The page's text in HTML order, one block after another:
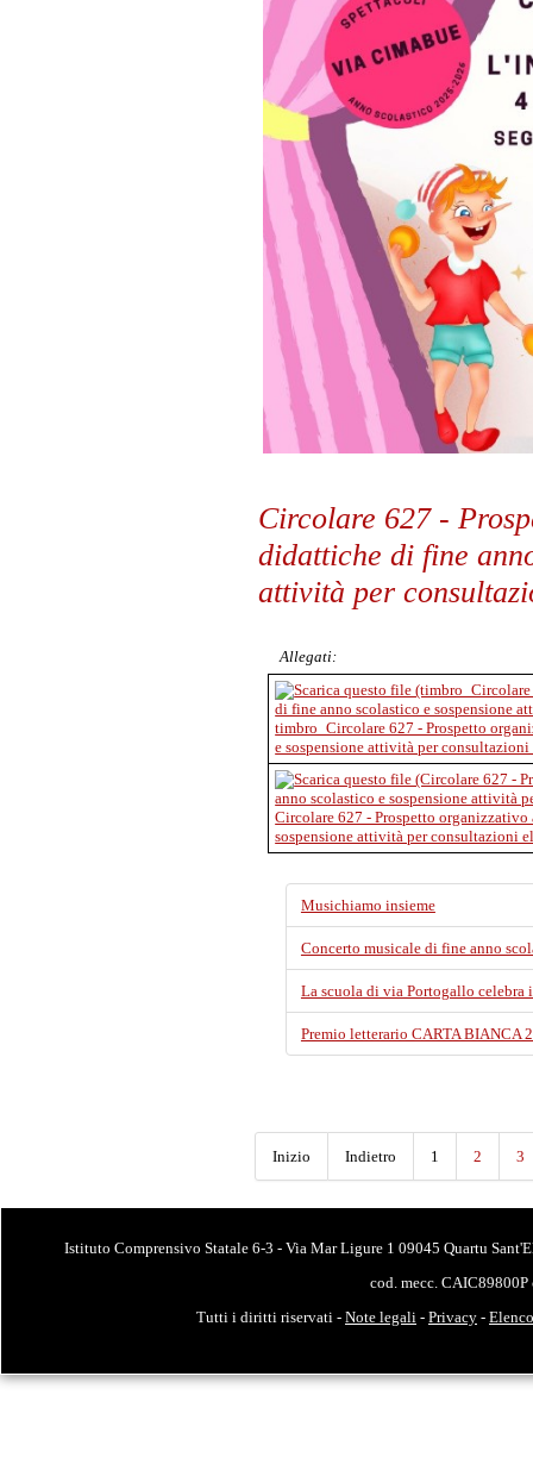
Circolare 627 -
didattiche di fine
attività per
Allegati:
timbro_Circolare 627 - Prospetto
e sospensione attività per
Circolare 627 - Prospetto
sospensione attività per consultazioni
Musichiamo insieme
Concerto musicale di fine anno
La scuola di via Portogallo celebra
Premio letterario CARTA BIANCA
Inizio Indietro 1 2 3
Istituto Comprensivo Statale 6-3 - Via Mar Ligure 1 09045 Quartu
cod. mecc.
Tutti i diritti riservati - Note legali - Privacy -